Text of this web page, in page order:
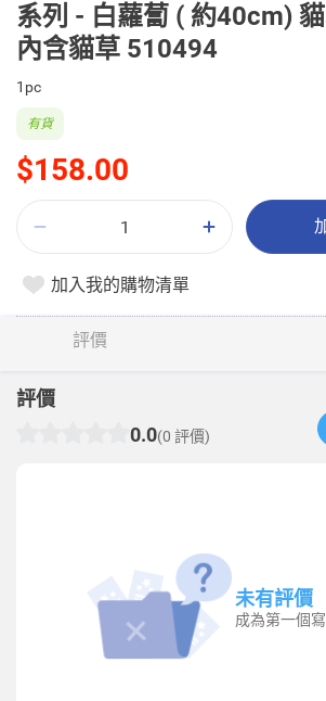
系列 - 白蘿蔔 ( 約40cm)
內含貓草 510494
1pc
$158.00
有貨
加入我的購物清單
評價
評價
0.0(0 評價)
未有評價
成為第一個